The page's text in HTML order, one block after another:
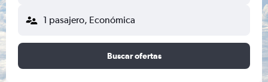
1 pasajero, Económica
Buscar ofertas